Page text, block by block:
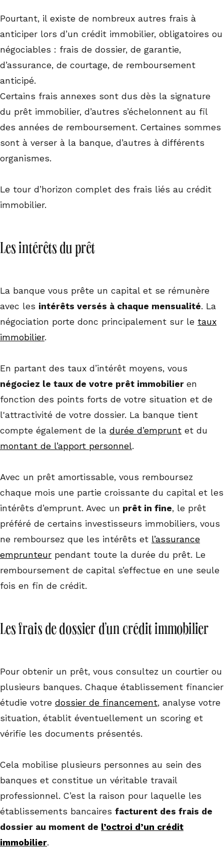
Pourtant, il existe de nombreux autres frais à
anticiper lors d’un crédit immobilier, obligatoires ou
négociables : frais de dossier, de garantie,
d’assurance, de courtage, de remboursement
anticipé.
Certains frais annexes sont dus dès la signature
du prêt immobilier, d’autres s’échelonnent au fil
des années de remboursement. Certaines sommes
sont à verser à la banque, d’autres à différents
organismes.
Le tour d’horizon complet des frais liés au crédit
immobilier.
Les intérêts du prêt
La banque vous prête un capital et se rémunère
avec les intérêts versés à chaque mensualité. La
négociation porte donc principalement sur le taux
immobilier.
En partant des taux d’intérêt moyens, vous
négociez le taux de votre prêt immobilier en
fonction des points forts de votre situation et de
l'attractivité de votre dossier. La banque tient
compte également de la durée d’emprunt et du
montant de l’apport personnel.
Avec un prêt amortissable, vous remboursez
chaque mois une partie croissante du capital et les
intérêts d’emprunt. Avec un prêt in fine, le prêt
préféré de certains investisseurs immobiliers, vous
ne remboursez que les intérêts et l’assurance
emprunteur pendant toute la durée du prêt. Le
remboursement de capital s’effectue en une seule
fois en fin de crédit.
Les frais de dossier d’un crédit immobilier
Pour obtenir un prêt, vous consultez un courtier ou
plusieurs banques. Chaque établissement financier
étudie votre dossier de financement, analyse votre
situation, établit éventuellement un scoring et
vérifie les documents présentés.
Cela mobilise plusieurs personnes au sein des
banques et constitue un véritable travail
professionnel. C’est la raison pour laquelle les
établissements bancaires facturent des frais de
dossier au moment de l’octroi d’un crédit
immobilier.